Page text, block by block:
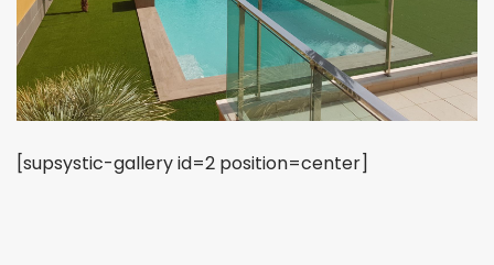
[supsystic-gallery id=2 position=center]